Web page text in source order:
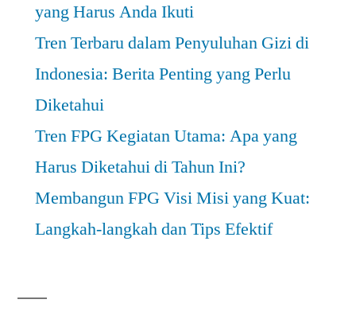
yang Harus Anda Ikuti
Tren Terbaru dalam Penyuluhan Gizi di
Indonesia: Berita Penting yang Perlu
Diketahui
Tren FPG Kegiatan Utama: Apa yang
Harus Diketahui di Tahun Ini?
Membangun FPG Visi Misi yang Kuat:
Langkah-langkah dan Tips Efektif